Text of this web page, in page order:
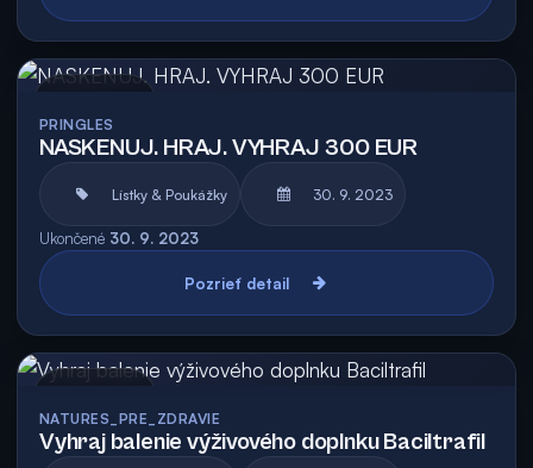
PRINGLES
NASKENUJ. HRAJ. VYHRAJ 300 EUR
Lístky & Poukážky 30. 9. 2023
Ukončené 30. 9. 2023
Pozrieť detail
NATURES_PRE_ZDRAVIE
Vyhraj balenie výživového doplnku Baciltrafil